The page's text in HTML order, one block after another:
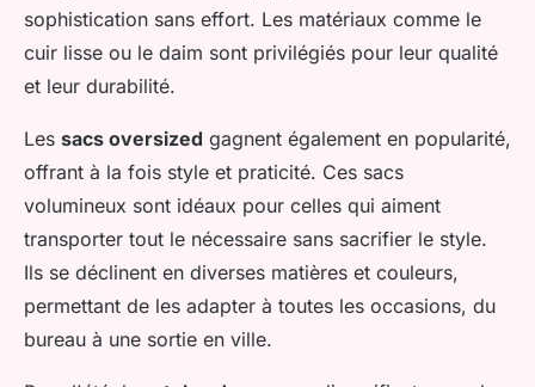
sophistication sans effort. Les matériaux comme le
cuir lisse ou le daim sont privilégiés pour leur qualité
et leur durabilité.
Les sacs oversized gagnent également en popularité,
offrant à la fois style et praticité. Ces sacs
volumineux sont idéaux pour celles qui aiment
transporter tout le nécessaire sans sacrifier le style.
Ils se déclinent en diverses matières et couleurs,
permettant de les adapter à toutes les occasions, du
bureau à une sortie en ville.